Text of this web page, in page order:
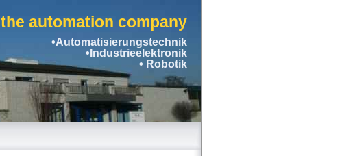
the automation company
•Automatisierungstechnik
•Industrieelektronik
• Robotik